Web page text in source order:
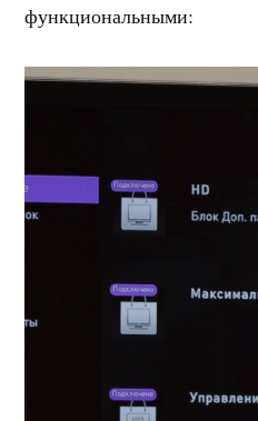
функциональными: